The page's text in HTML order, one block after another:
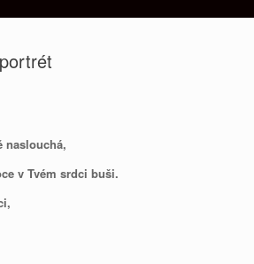
naslouchá,
v Tvém srdci buši.